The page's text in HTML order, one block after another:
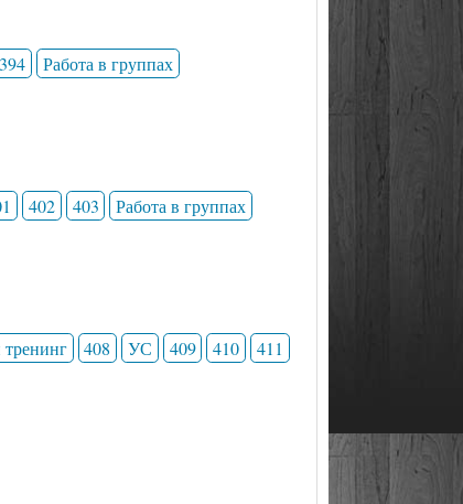
394
Работа в группах
402 403
Работа в группах
тренинг 408 УС 409 410
411